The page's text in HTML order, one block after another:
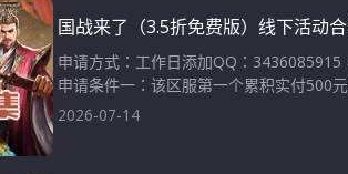
国战来了（3.5折免费版）线下活动
申请方式：工作日添加QQ：
申请条件一：该区服第一个累积实付500
2026-07-14